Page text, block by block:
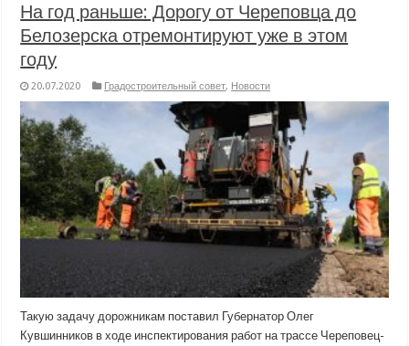
На год раньше: Дорогу от Череповца до
Белозерска отремонтируют уже в этом
году
20.07.2020 Градостроительный совет, Новости
Такую задачу дорожникам поставил Губернатор Олег
Кувшинников в ходе инспектирования работ на трассе Череповец-